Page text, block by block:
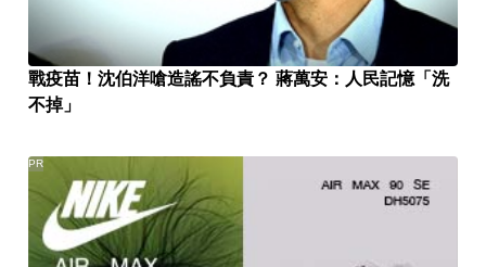
戰疫苗！沈伯洋嗆造謠不負責？ 蔣萬安：人民記憶「洗
不掉」
PR